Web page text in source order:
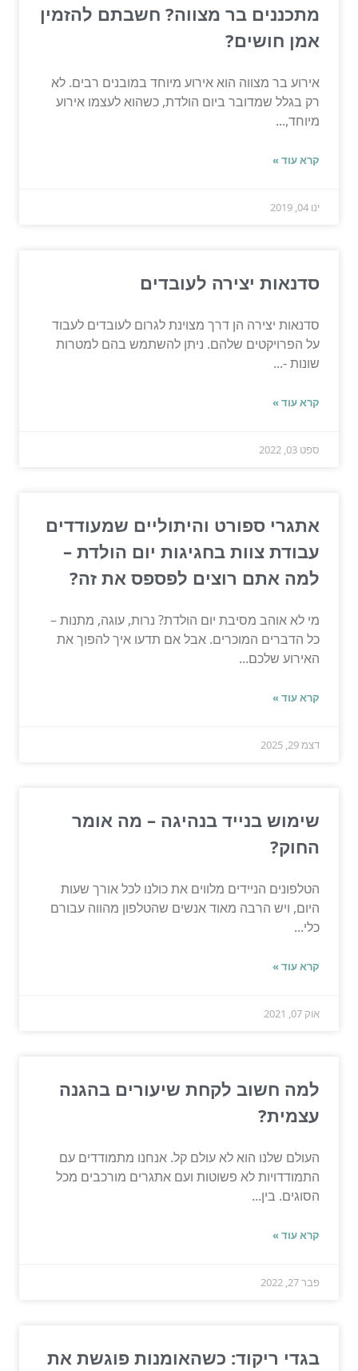
מתכננים בר מצווה? חשבתם להזמין
אמן חושים?
אירוע בר מצווה הוא אירוע מיוחד במובנים רבים. לא
רק בגלל שמדובר ביום הולדת, כשהוא לעצמו אירוע
מיוחד,...
קרא עוד »
ינו 04, 2019
סדנאות יצירה לעובדים
סדנאות יצירה הן דרך מצוינת לגרום לעובדים לעבוד
על הפרויקטים שלהם. ניתן להשתמש בהם למטרות
שונות -...
קרא עוד »
ספט 03, 2022
אתגרי ספורט והיתוליים שמעודדים
עבודת צוות בחגיגות יום הולדת –
למה אתם רוצים לפספס את זה?
מי לא אוהב מסיבת יום הולדת? נרות, עוגה, מתנות –
כל הדברים המוכרים. אבל אם תדעו איך להפוך את
האירוע שלכם...
קרא עוד »
דצמ 29, 2025
שימוש בנייד בנהיגה – מה אומר
החוק?
הטלפונים הניידים מלווים את כולנו לכל אורך שעות
היום, ויש הרבה מאוד אנשים שהטלפון מהווה עבורם
כלי...
קרא עוד »
אוק 07, 2021
למה חשוב לקחת שיעורים בהגנה
עצמית?
העולם שלנו הוא לא עולם קל. אנחנו מתמודדים עם
התמודדויות לא פשוטות ועם אתגרים מורכבים מכל
הסוגים. בין...
קרא עוד »
פבר 27, 2022
בגדי ריקוד: כשהאומנות פוגשת את